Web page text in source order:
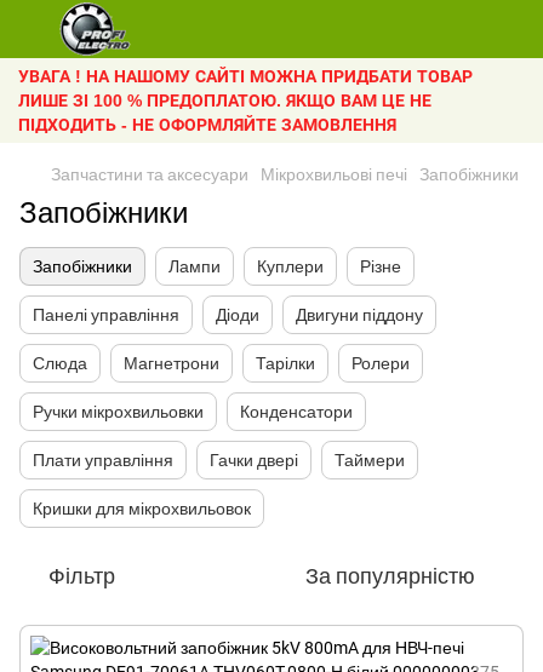
УВАГА ! НА НАШОМУ САЙТІ МОЖНА ПРИДБАТИ ТОВАР
ЛИШЕ ЗІ 100 % ПРЕДОПЛАТОЮ. ЯКЩО ВАМ ЦЕ НЕ
ПІДХОДИТЬ - НЕ ОФОРМЛЯЙТЕ ЗАМОВЛЕННЯ
Запчастини та аксесуари Мікрохвильові печі Запобіжники
Запобіжники
Запобіжники Лампи Куплери Різне
Панелі управління Діоди Двигуни піддону
Слюда Магнетрони Тарілки Ролери
Ручки мікрохвильовки Конденсатори
Плати управління Гачки двері Таймери
Кришки для мікрохвильовок
Фільтр За популярністю